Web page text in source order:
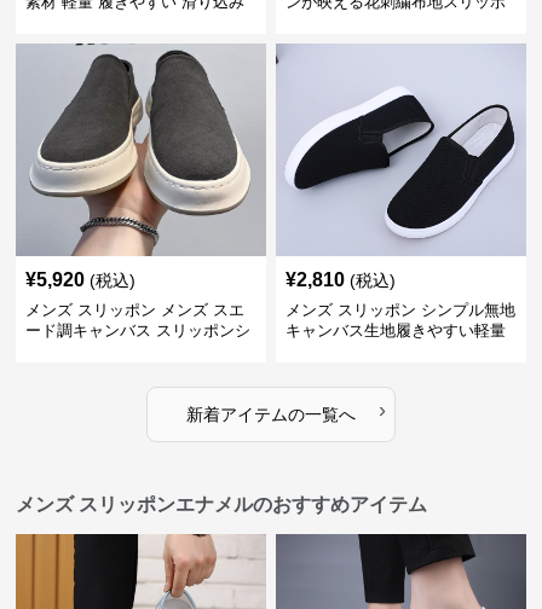
¥5,920 (税込)
メンズ スリッポン メンズ スエ
ード調キャンバス スリッポンシ
¥2,810 (税込)
メンズ スリッポン シンプル無地
キャンバス生地履きやすい軽量
新着アイテムの一覧へ ›
メンズ スリッポンエナメルのおすすめアイテム